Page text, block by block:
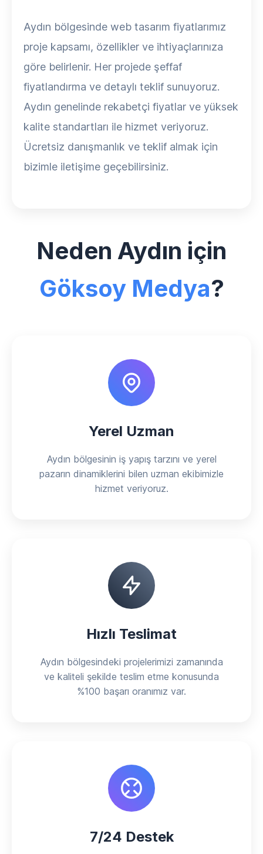
Aydın bölgesinde web tasarım fiyatlarımız
proje kapsamı, özellikler ve ihtiyaçlarınıza
göre belirlenir. Her projede şeffaf
fiyatlandırma ve detaylı teklif sunuyoruz.
Aydın genelinde rekabetçi fiyatlar ve yüksek
kalite standartları ile hizmet veriyoruz.
Ücretsiz danışmanlık ve teklif almak için
bizimle iletişime geçebilirsiniz.
Neden Aydın için
Göksoy Medya?
Yerel Uzman
Aydın bölgesinin iş yapış tarzını ve yerel
pazarın dinamiklerini bilen uzman ekibimizle
hizmet veriyoruz.
Hızlı Teslimat
Aydın bölgesindeki projelerimizi zamanında
ve kaliteli şekilde teslim etme konusunda
%100 başarı oranımız var.
7/24 Destek